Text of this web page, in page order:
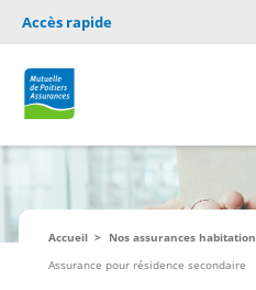
Accès rapide
Accueil
Nos assurances habitation
Assurance pour résidence secondaire